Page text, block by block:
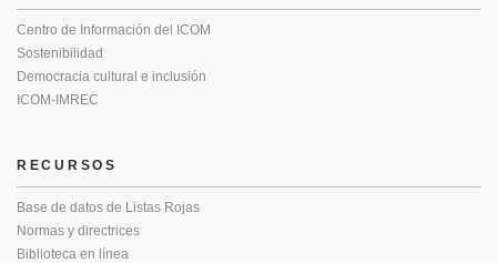
Centro de Información del ICOM
Sostenibilidad
Democracia cultural e inclusión
ICOM-IMREC
RECURSOS
Base de datos de Listas Rojas
Normas y directrices
Biblioteca en línea